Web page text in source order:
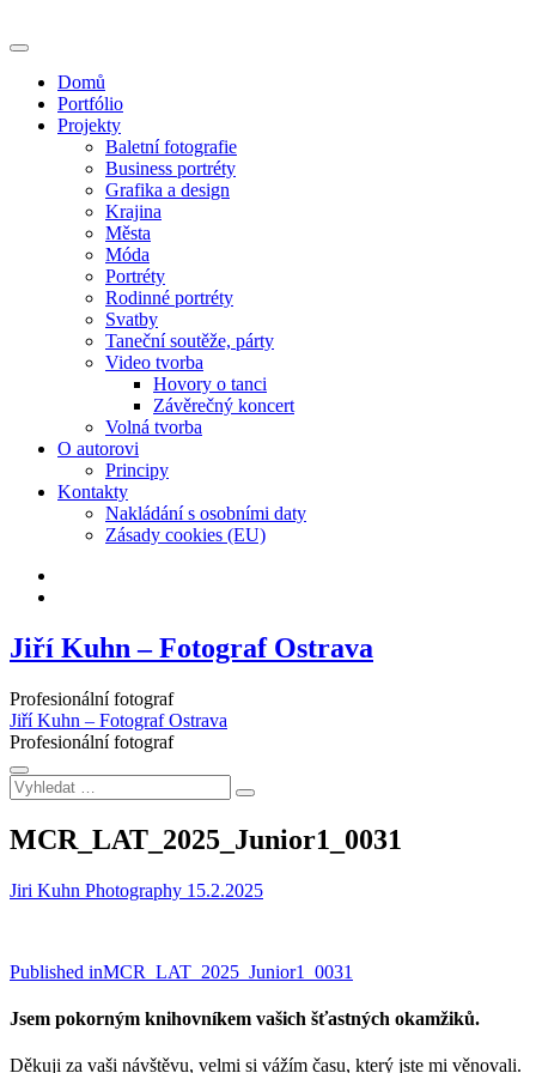
to
Domů
Portfólio
Projekty
Baletní fotografie
Business portréty
Grafika a design
Krajina
Města
Móda
Portréty
Rodinné portréty
Svatby
Taneční soutěže, párty
Video tvorba
Hovory o tanci
Závěrečný koncert
Volná tvorba
O autorovi
Principy
Kontakty
Nakládání s osobními daty
Zásady cookies (EU)
Jiří Kuhn – Fotograf Ostrava
Profesionální fotograf
Jiří Kuhn – Fotograf Ostrava
Profesionální fotograf
Vyhledat
…
MCR_LAT_2025_Junior1_0031
Jiri Kuhn Photography 15.2.2025
Navigace
pro
Published inMCR_LAT_2025_Junior1_0031
Jsem pokorným knihovníkem vašich šťastných okamžiků.
Děkuji za vaši návštěvu, velmi si vážím času, který jste mi věnovali.